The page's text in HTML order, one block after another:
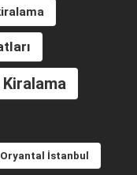
Oryantal İstanbul